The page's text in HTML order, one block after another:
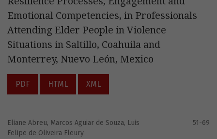
Emotional Competencies, in Professionals
Attending Elder People in Violence
Situations in Saltillo, Coahuila and
Monterrey, Nuevo León, Mexico
PDF HTML XML
Eliane Abreu, Marcos Aguiar de Souza, Luis
Felipe de Oliveira Fleury
51-69